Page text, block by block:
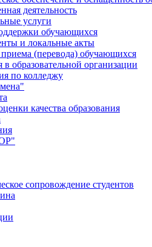
деятельность
услуги
обучающихся
и локальные акты
(перевода) обучающихся
образовательной организации
по колледжу
качества образования
сопровождение студентов